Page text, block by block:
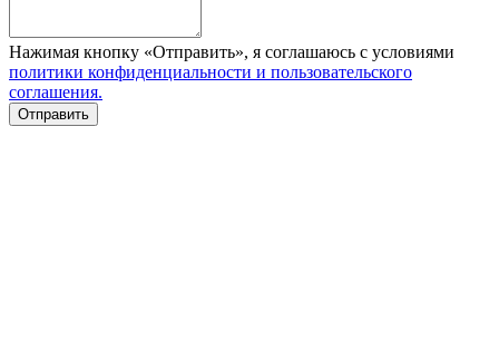
Нажимая кнопку «Отправить», я соглашаюсь с условиями
политики конфиденциальности и пользовательского
соглашения.
Отправить